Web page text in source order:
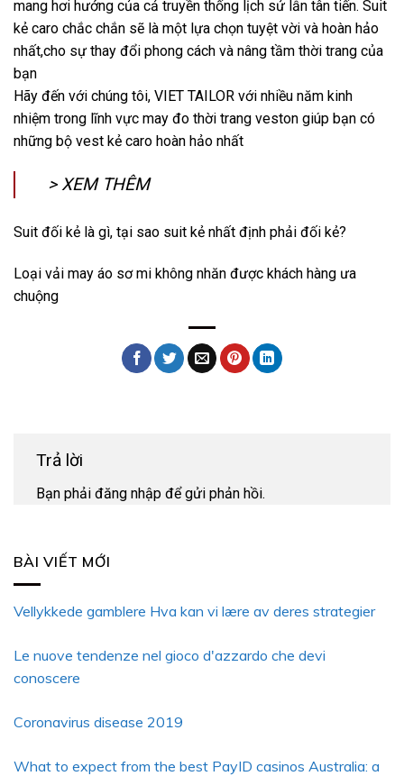
BÀI VIẾT MỚI
Vellykkede gamblere Hva kan vi lære av deres strategier
Le nuove tendenze nel gioco d'azzardo che devi
conoscere
Coronavirus disease 2019
What to expect from the best PayID casinos Australia: a
mang hơi hướng của cả truyền thống lịch sử lẫn tân tiến. Suit
kẻ caro chắc chắn sẽ là một lựa chọn tuyệt vời và hoàn hảo
nhất,cho sự thay đổi phong cách và nâng tầm thời trang của
bạn
Hãy đến với chúng tôi, VIET TAILOR với nhiều năm kinh
nhiệm trong lĩnh vực may đo thời trang veston giúp bạn có
những bộ vest kẻ caro hoàn hảo nhất
> XEM THÊM
Suit đối kẻ là gì, tại sao suit kẻ nhất định phải đối kẻ?
Loại vải may áo sơ mi không nhăn được khách hàng ưa
chuộng
Trả lời
Bạn phải đăng nhập để gửi phản hồi.